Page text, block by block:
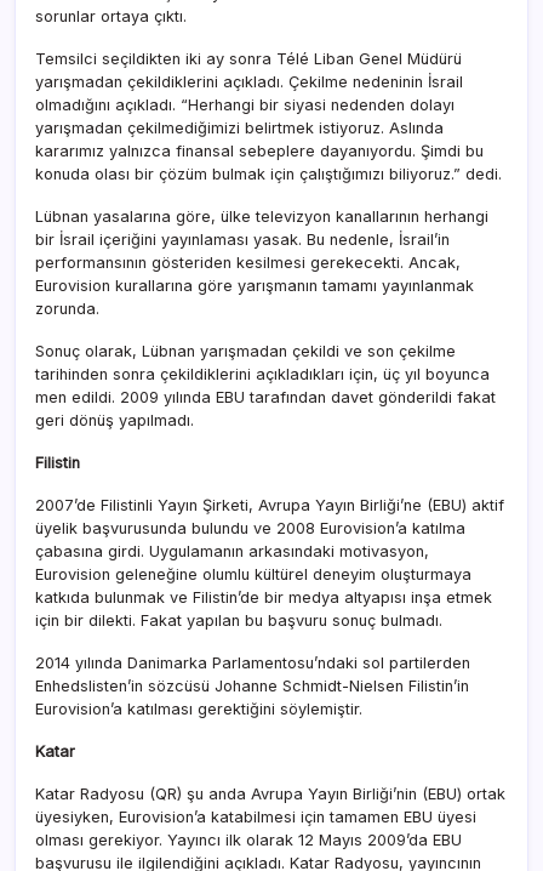
sorunlar ortaya çıktı.
Temsilci seçildikten iki ay sonra Télé Liban Genel Müdürü
yarışmadan çekildiklerini açıkladı. Çekilme nedeninin İsrail
olmadığını açıkladı. “Herhangi bir siyasi nedenden dolayı
yarışmadan çekilmediğimizi belirtmek istiyoruz. Aslında
kararımız yalnızca finansal sebeplere dayanıyordu. Şimdi bu
konuda olası bir çözüm bulmak için çalıştığımızı biliyoruz.” dedi.
Lübnan yasalarına göre, ülke televizyon kanallarının herhangi
bir İsrail içeriğini yayınlaması yasak. Bu nedenle, İsrail’in
performansının gösteriden kesilmesi gerekecekti. Ancak,
Eurovision kurallarına göre yarışmanın tamamı yayınlanmak
zorunda.
Sonuç olarak, Lübnan yarışmadan çekildi ve son çekilme
tarihinden sonra çekildiklerini açıkladıkları için, üç yıl boyunca
men edildi. 2009 yılında EBU tarafından davet gönderildi fakat
geri dönüş yapılmadı.
Filistin
2007’de Filistinli Yayın Şirketi, Avrupa Yayın Birliği’ne (EBU) aktif
üyelik başvurusunda bulundu ve 2008 Eurovision’a katılma
çabasına girdi. Uygulamanın arkasındaki motivasyon,
Eurovision geleneğine olumlu kültürel deneyim oluşturmaya
katkıda bulunmak ve Filistin’de bir medya altyapısı inşa etmek
için bir dilekti. Fakat yapılan bu başvuru sonuç bulmadı.
2014 yılında Danimarka Parlamentosu’ndaki sol partilerden
Enhedslisten’in sözcüsü Johanne Schmidt-Nielsen Filistin’in
Eurovision’a katılması gerektiğini söylemiştir.
Katar
Katar Radyosu (QR) şu anda Avrupa Yayın Birliği’nin (EBU) ortak
üyesiyken, Eurovision’a katabilmesi için tamamen EBU üyesi
olması gerekiyor. Yayıncı ilk olarak 12 Mayıs 2009’da EBU
başvurusu ile ilgilendiğini açıkladı. Katar Radyosu, yayıncının